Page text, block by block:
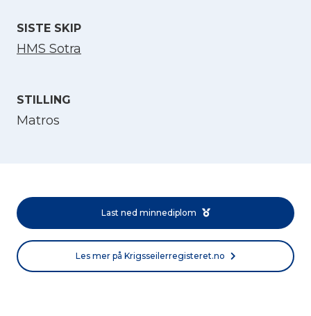
SISTE SKIP
HMS Sotra
STILLING
Matros
Last ned minnediplom
Les mer på Krigsseilerregisteret.no
Norsk bokmål